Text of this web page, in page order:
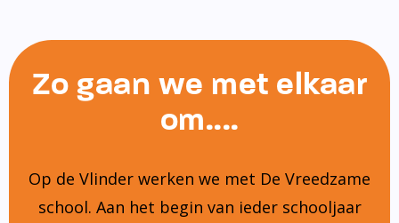
Zo gaan we met elkaar
om....
Op de Vlinder werken we met De Vreedzame
school. Aan het begin van ieder schooljaar